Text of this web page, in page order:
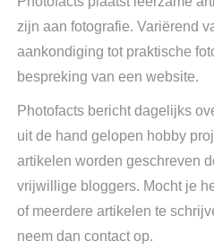
zijn aan fotografie. Variërend
aankondiging tot praktische
bespreking van een website.
Photofacts bericht dagelijks
uit de hand gelopen hobby
artikelen worden geschreven
vrijwillige bloggers. Mocht je
of meerdere artikelen te
neem dan contact op.